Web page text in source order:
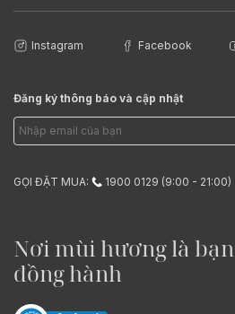
Instagram Facebook
Đăng ký thông báo và cập nhật
GỌI ĐẶT MUA: 1900 0129 (9:00 - 21:00)
Nơi mùi hương là bạn
đồng hành